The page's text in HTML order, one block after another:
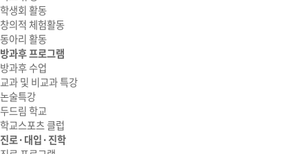
학생회 활동
창의적 체험활동
동아리 활동
방과후 프로그램
방과후 수업
교과 및 비교과 특강
논술특강
두드림 학교
학교스포츠 클럽
진로·대입·진학